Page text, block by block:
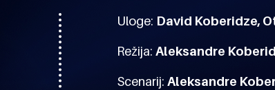
Uloge: David Koberidze,
Režija:Aleksandre
Scenarij:Aleksandre